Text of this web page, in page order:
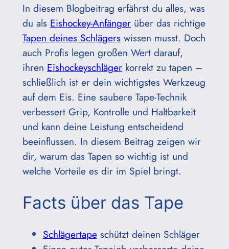
In diesem Blogbeitrag erfährst du alles, was
du als Eishockey-Anfängerüber das richtige
Tapen deines Schlägerswissen musst. Doch
auch Profis legen großen Wert darauf,
ihren Eishockeyschlägerkorrekt zu tapen –
schließlich ist er dein wichtigstes Werkzeug
auf dem Eis. Eine saubere Tape-Technik
verbessert Grip, Kontrolle und Haltbarkeit
und kann deine Leistung entscheidend
beeinflussen. In diesem Beitrag zeigen wir
dir, warum das Tapen so wichtig ist und
welche Vorteile es dir im Spiel bringt.
Facts über das Tape
Schlägertapeschützt deinen Schläger